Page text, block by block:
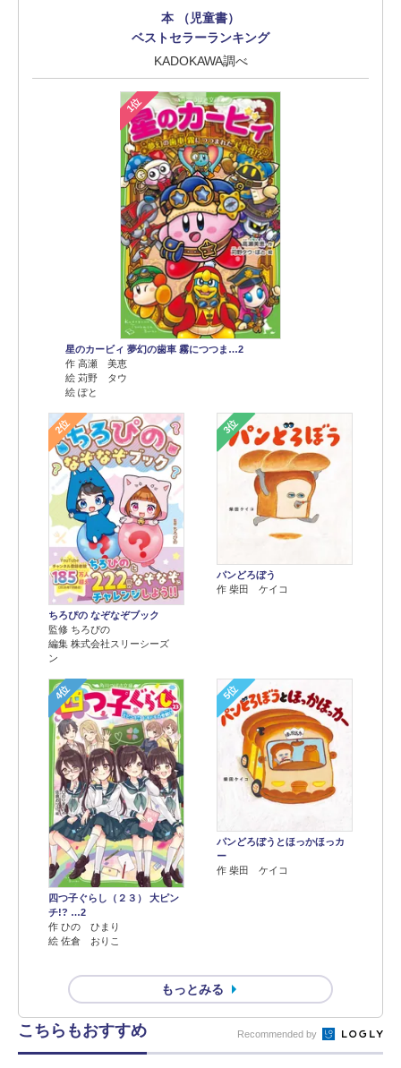
本 （児童書）
ベストセラーランキング
KADOKAWA調べ
1位
星のカービィ 夢幻の歯車 霧につつま…2
作 高瀬 美恵
絵 苅野 タウ
絵 ぽと
2位
ちろぴの なぞなぞブック
監修 ちろぴの
編集 株式会社スリーシーズ
ン
3位
パンどろぼう
作 柴田 ケイコ
4位
四つ子ぐらし（２３） 大ピン
チ!? …2
作 ひの ひまり
絵 佐倉 おりこ
5位
パンどろぼうとほっかほっカ
ー
作 柴田 ケイコ
もっとみる
こちらもおすすめ Recommended by